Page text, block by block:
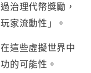
治理代幣獎勵，
家流動性」。
這些虛擬世界中
的可能性。